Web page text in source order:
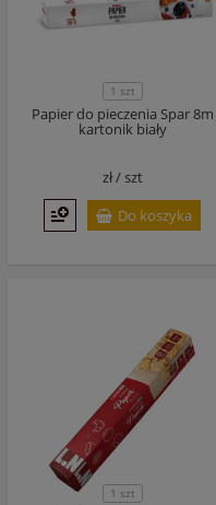
1 szt
Papier do pieczenia Spar 8m
kartonik biały
zł /szt
Do koszyka
1 szt